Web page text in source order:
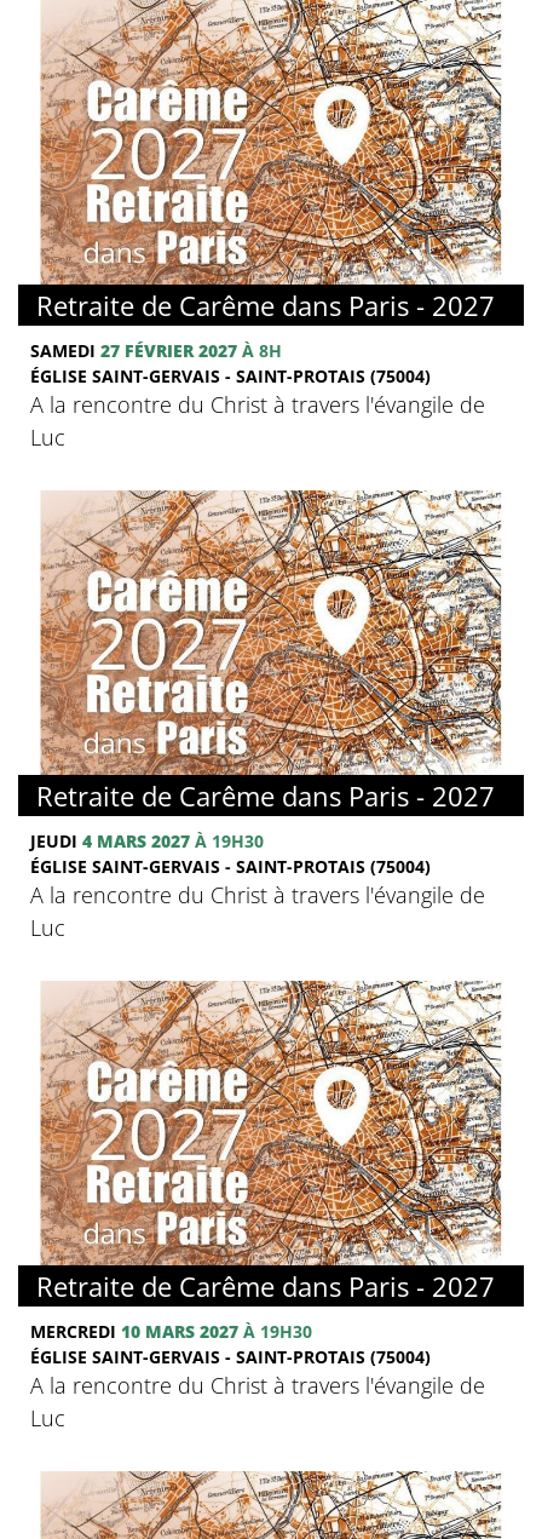
© FMJ
Retraite de Carême dans Paris - 2027
SAMEDI 27 FÉVRIER 2027 À 8H
ÉGLISE SAINT-GERVAIS - SAINT-PROTAIS (75004)
A la rencontre du Christ à travers l'évangile de
Luc
© FMJ
Retraite de Carême dans Paris - 2027
JEUDI 4 MARS 2027 À 19H30
ÉGLISE SAINT-GERVAIS - SAINT-PROTAIS (75004)
A la rencontre du Christ à travers l'évangile de
Luc
© FMJ
Retraite de Carême dans Paris - 2027
MERCREDI 10 MARS 2027 À 19H30
ÉGLISE SAINT-GERVAIS - SAINT-PROTAIS (75004)
A la rencontre du Christ à travers l'évangile de
Luc